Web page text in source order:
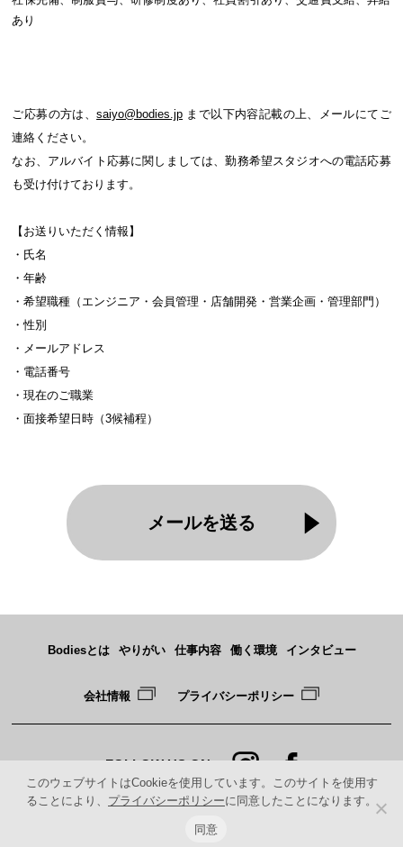
あり
ご応募の方は、saiyo@bodies.jp まで以下内容記載の上、メールにてご
連絡ください。
なお、アルバイト応募に関しましては、勤務希望スタジオへの電話応募
も受け付けております。
【お送りいただく情報】
・氏名
・年齢
・希望職種（エンジニア・会員管理・店舗開発・営業企画・管理部門）
・性別
・メールアドレス
・電話番号
・現在のご職業
・面接希望日時（3候補程）
メールを送る
Bodiesとは やりがい 仕事内容 働く環境 インタビュー
会社情報 プライバシーポリシー
FOLLOW US ON
Copyright © ABC CAPITAL co.,ltd. All Rights Reserved.
このウェブサイトはCookieを使用しています。このサイトを使用す
ることにより、 プライバシーポリシーに同意したことになります。
同意